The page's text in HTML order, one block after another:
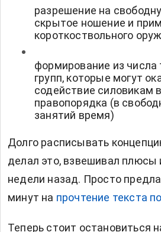
разрешение на
скрытое ношение и
короткоствольного
формирование из числа
групп, которые могут
содействие силовикам
правопорядка (в
занятий время)
Долго расписывать
делал это, взвешивал
недели назад. Просто
минут на прочтение текста
Теперь стоит остановиться